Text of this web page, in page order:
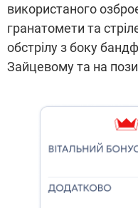
використаного
гранатомети та
обстрілу з боку
Зайцевому та на